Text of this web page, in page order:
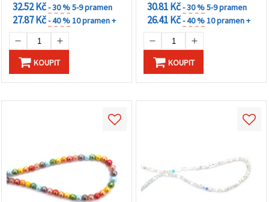
32.52 Kč- 30 %5-9 pramen
27.87 Kč- 40 %10 pramen +
KOUPIT
30.81 Kč- 30 %5-9 pramen
26.41 Kč- 40 %10 pramen +
KOUPIT